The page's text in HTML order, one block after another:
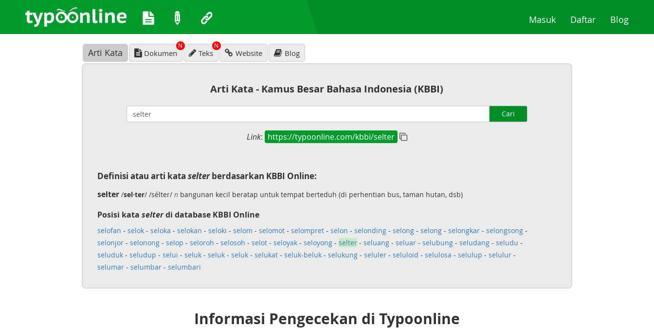
Masuk(current)
Daftar(current)
Blog
Arti Kata Dokumen
N
Teks
N
Website Blog
Arti Kata - Kamus Besar Bahasa Indonesia (KBBI)
Cari
Link: https://typoonline.com/kbbi/selter
Definisi atau arti kata selterberdasarkan KBBI Online:
selter/sel·ter/ /sélter/ nbangunan kecil beratap untuk tempat berteduh (di perhentian bus, taman hutan, dsb)
Posisi kata selterdi database KBBI Online
selofan - selok- seloka - selokan - seloki - selom - selomot- selompret- selon - selonding- selong- selong- selongkar- selongsong-
selonjor- selonong- selop - seloroh - selosoh - selot- seloyak- seloyong- selter- seluang- seluar- selubung- seludang- seludu -
seluduk- seludup - selui - seluk- seluk- seluk- selukat- seluk-beluk- selukung- seluler- seluloid - selulosa - selulup - selulur-
selumar- selumbar- selumbari
Informasi Pengecekan di Typoonline